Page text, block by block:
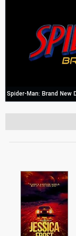
Spider-Man: Brand